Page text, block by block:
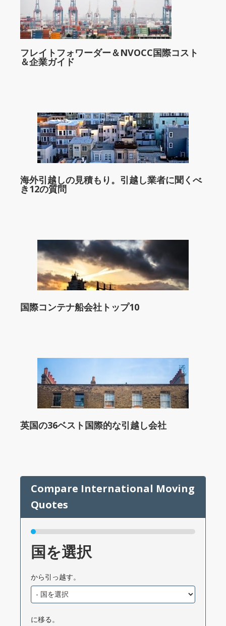
フレイトフォワーダー＆NVOCC国際コスト
＆企業ガイド
海外引越しの見積もり。引越し業者に聞くべ
き12の質問
国際コンテナ船会社トップ10
英国の36ベスト国際的な引越し会社
国を選択
から引っ越す。
に移る。